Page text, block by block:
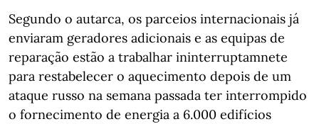
Segundo o autarca, os parceios internacionais já
enviaram geradores adicionais e as equipas de
reparação estão a trabalhar ininterruptamnete
para restabelecer o aquecimento depois de um
ataque russo na semana passada ter interrompido
o fornecimento de energia a 6.000 edifícios